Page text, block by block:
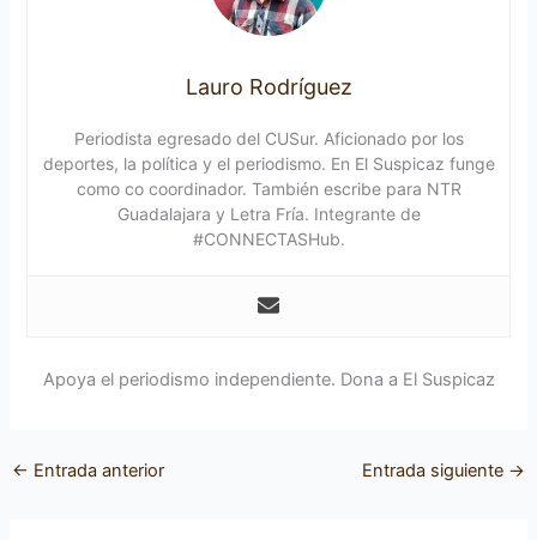
Lauro Rodríguez
Periodista egresado del CUSur. Aficionado por los
deportes, la política y el periodismo. En El Suspicaz funge
como co coordinador. También escribe para NTR
Guadalajara y Letra Fría. Integrante de
#CONNECTASHub.
Apoya el periodismo independiente. Dona a El Suspicaz
← Entrada anterior Entrada siguiente →